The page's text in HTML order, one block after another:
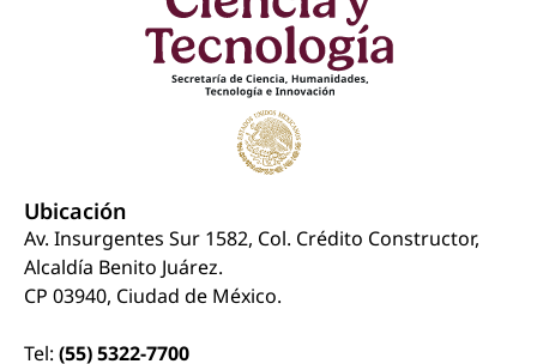
Ubicación
Av. Insurgentes Sur 1582, Col. Crédito Constructor,
Alcaldía Benito Juárez.
CP 03940, Ciudad de México.
Tel: (55) 5322-7700